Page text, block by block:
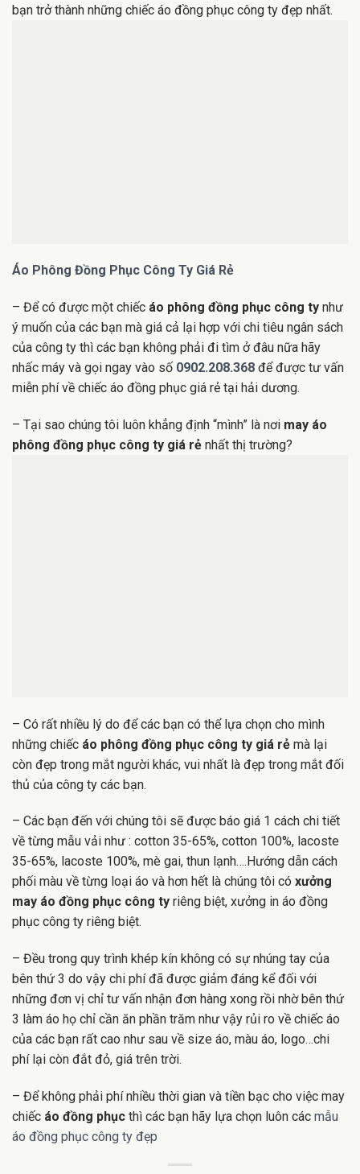
bạn trở thành những chiếc áo đồng phục công ty đẹp nhất.
Áo Phông Đồng Phục Công Ty Giá Rẻ
– Để có được một chiếc áo phông đồng phục công ty như
ý muốn của các bạn mà giá cả lại hợp với chi tiêu ngân sách
của công ty thì các bạn không phải đi tìm ở đâu nữa hãy
nhấc máy và gọi ngay vào số 0902.208.368 để được tư vấn
miễn phí về chiếc áo đồng phục giá rẻ tại hải dương.
– Tại sao chúng tôi luôn khẳng định “mình” là nơi may áo
phông đồng phục công ty giá rẻ nhất thị trường?
– Có rất nhiều lý do để các bạn có thể lựa chọn cho mình
những chiếc áo phông đồng phục công ty giá rẻ mà lại
còn đẹp trong mắt người khác, vui nhất là đẹp trong mắt đối
thủ của công ty các bạn.
– Các bạn đến với chúng tôi sẽ được báo giá 1 cách chi tiết
về từng mẫu vải như : cotton 35-65%, cotton 100%, lacoste
35-65%, lacoste 100%, mè gai, thun lạnh….Hướng dẫn cách
phối màu về từng loại áo và hơn hết là chúng tôi có xưởng
may áo đồng phục công ty riêng biệt, xưởng in áo đồng
phục công ty riêng biệt.
– Đều trong quy trình khép kín không có sự nhúng tay của
bên thứ 3 do vậy chi phí đã được giảm đáng kể đối với
những đơn vị chỉ tư vấn nhận đơn hàng xong rồi nhờ bên thứ
3 làm áo họ chỉ cần ăn phần trăm như vậy rủi ro về chiếc áo
của các bạn rất cao như sau về size áo, màu áo, logo…chi
phí lại còn đắt đỏ, giá trên trời.
– Để không phải phí nhiều thời gian và tiền bạc cho việc may
chiếc áo đồng phục thì các bạn hãy lựa chọn luôn các mẫu
áo đồng phục công ty đẹp